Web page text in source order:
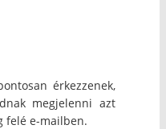
érkezzenek,
megjelenni azt
felé e-mailben.